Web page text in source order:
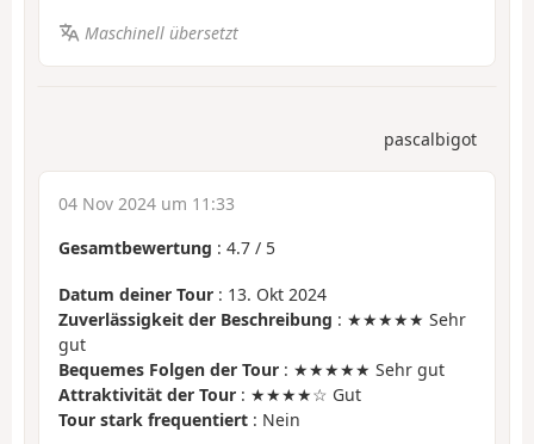
Maschinell übersetzt
pascalbigot
04 Nov 2024 um 11:33
Gesamtbewertung : 4.7 / 5
Datum deiner Tour : 13. Okt 2024
Zuverlässigkeit der Beschreibung : ★★★★★ Sehr
gut
Bequemes Folgen der Tour : ★★★★★ Sehr gut
Attraktivität der Tour : ★★★★☆ Gut
Tour stark frequentiert : Nein